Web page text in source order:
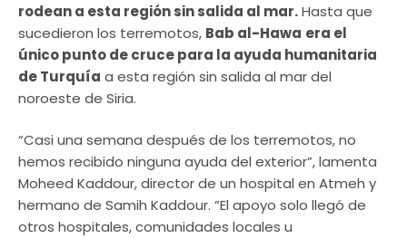
rodean a esta región sin salida al mar.Hasta que
sucedieron los terremotos, Bab al-Hawa era el
único punto de cruce para la ayuda humanitaria
de Turquía a esta región sin salida al mar del
noroeste de Siria.
“Casi una semana después de los terremotos, no
hemos recibido ninguna ayuda del exterior”, lamenta
Moheed Kaddour, director de un hospital en Atmeh y
hermano de Samih Kaddour. “El apoyo solo llegó de
otros hospitales, comunidades locales u